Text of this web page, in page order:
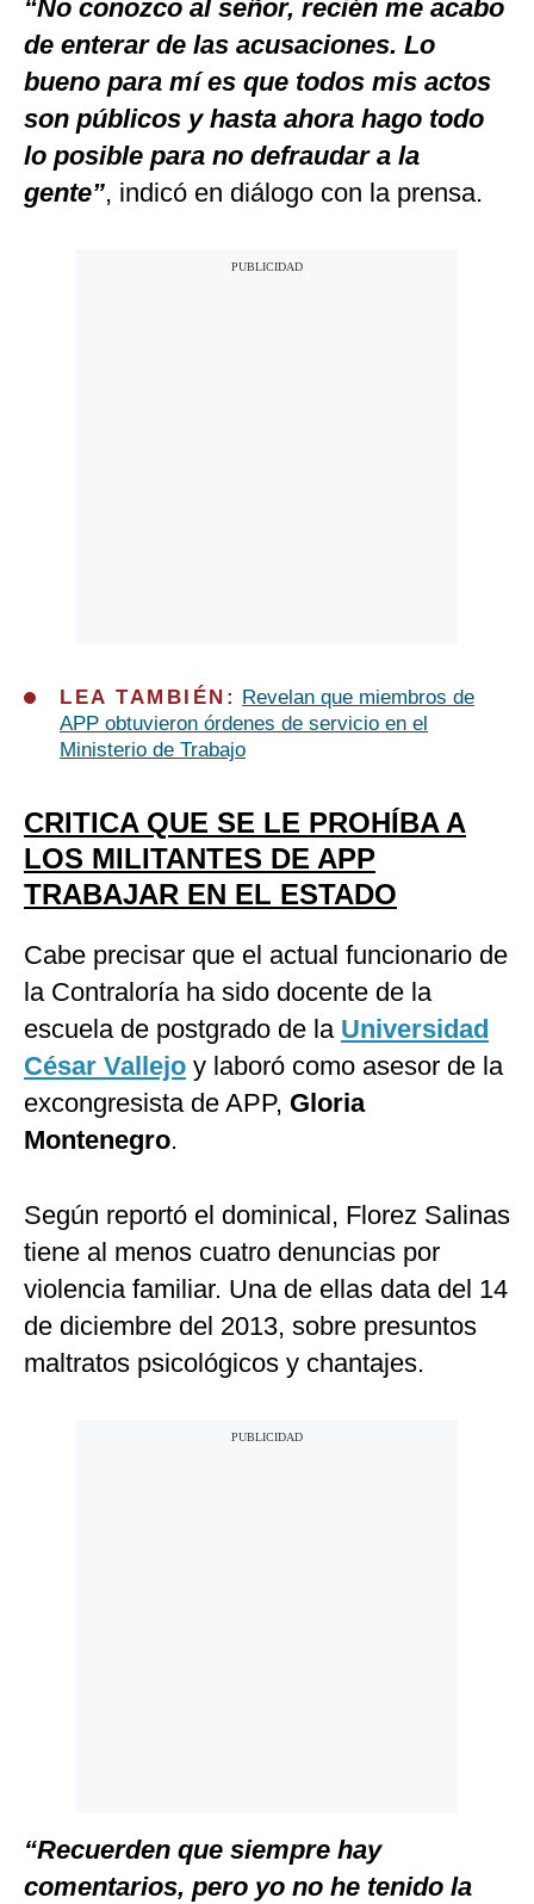
“No conozco al señor, recién me acabo
de enterar de las acusaciones. Lo
bueno para mí es que todos mis actos
son públicos y hasta ahora hago todo
lo posible para no defraudar a la
gente”, indicó en diálogo con la prensa.
LEA TAMBIÉN:
Revelan que miembros de
APP obtuvieron órdenes de servicio en el
Ministerio de Trabajo
CRITICA QUE SE LE PROHÍBA A
LOS MILITANTES DE APP
TRABAJAR EN EL ESTADO
Cabe precisar que el actual funcionario de
la Contraloría ha sido docente de la
escuela de postgrado de la Universidad
César Vallejo y laboró como asesor de la
excongresista de APP, Gloria
Montenegro.
Según reportó el dominical, Florez Salinas
tiene al menos cuatro denuncias por
violencia familiar. Una de ellas data del 14
de diciembre del 2013, sobre presuntos
maltratos psicológicos y chantajes.
“Recuerden que siempre hay
comentarios, pero yo no he tenido la